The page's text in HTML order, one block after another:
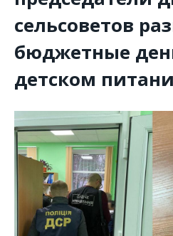
сельсоветов
бюджетные
детском